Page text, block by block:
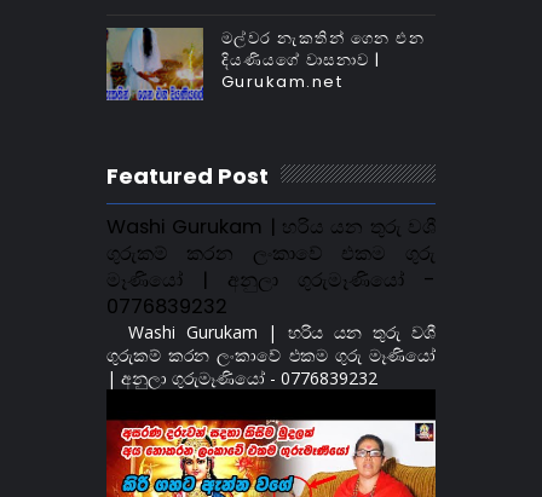
මල්වර නැකතින් ගෙන එන
දියණියගේ වාසනාව |
Gurukam.net
Featured Post
Washi Gurukam | හරිය යන තුරු වශී
ගුරුකම් කරන ලංකාවේ එකම ගුරු
මෑණියෝ | අනුලා ගුරුමෑණියෝ -
0776839232
Washi Gurukam | හරිය යන තුරු වශී
ගුරුකම් කරන ලංකාවේ එකම ගුරු මෑණියෝ
| අනුලා ගුරුමෑණියෝ - 0776839232